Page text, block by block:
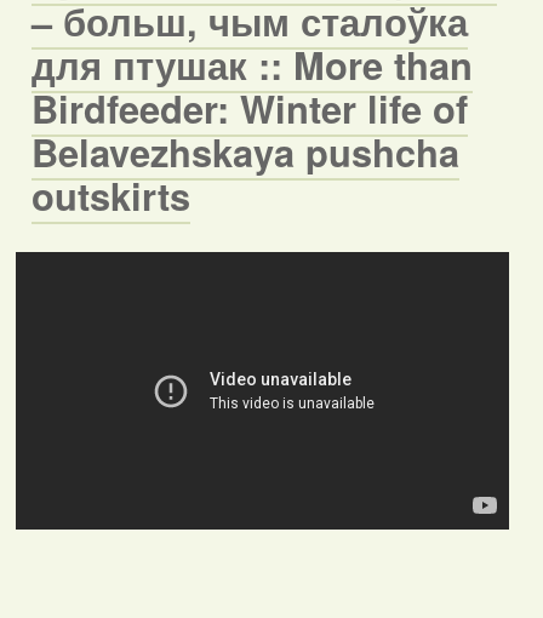
– больш, чым сталоўка
для птушак :: More than
Birdfeeder: Winter life of
Belavezhskaya pushcha
outskirts